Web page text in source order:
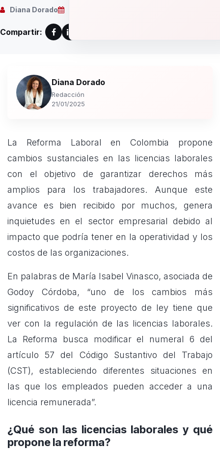
Diana Dorado
Compartir:
Diana Dorado
Redacción
21/01/2025
La Reforma Laboral en Colombia propone
cambios sustanciales en las licencias laborales
con el objetivo de garantizar derechos más
amplios para los trabajadores. Aunque este
avance es bien recibido por muchos, genera
inquietudes en el sector empresarial debido al
impacto que podría tener en la operatividad y los
costos de las organizaciones.
En palabras de María Isabel Vinasco, asociada de
Godoy Córdoba, “uno de los cambios más
significativos de este proyecto de ley tiene que
ver con la regulación de las licencias laborales.
La Reforma busca modificar el numeral 6 del
artículo 57 del Código Sustantivo del Trabajo
(CST), estableciendo diferentes situaciones en
las que los empleados pueden acceder a una
licencia remunerada”.
¿Qué son las licencias laborales y qué
propone la reforma?